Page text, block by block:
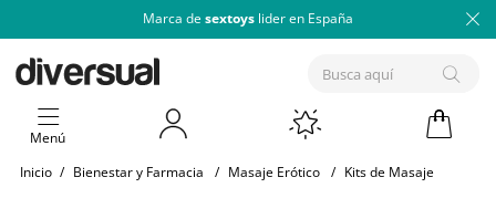
Marca de sextoys lider en España
Menú
Inicio / Bienestar y Farmacia / Masaje Erótico / Kits de Masaje